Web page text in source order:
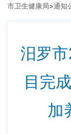
市卫生健康局>通知
汨罗
目完
加